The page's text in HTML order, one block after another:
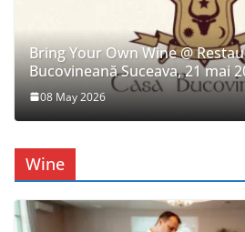
Bring Your Own Wine @
Bucovineană Suceava, 21 mai
08 May 2026
Wine